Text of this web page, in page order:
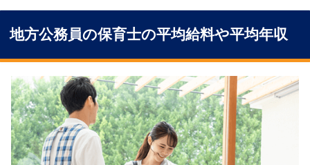
地方公務員の保育士の平均給料や平均年収